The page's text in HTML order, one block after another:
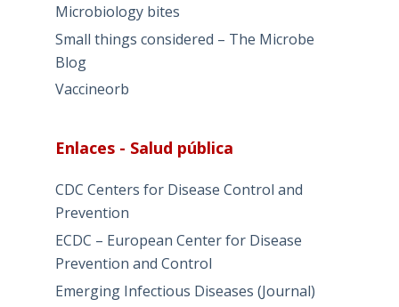
Microbiology bites
Small things considered – The Microbe
Blog
Vaccineorb
Enlaces - Salud pública
CDC Centers for Disease Control and
Prevention
ECDC – European Center for Disease
Prevention and Control
Emerging Infectious Diseases (Journal)